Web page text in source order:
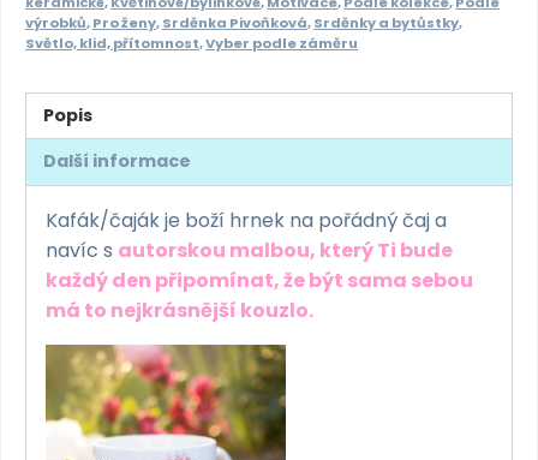
Pivoňková
-
prostě
jedinečná
množství
výrobků,Pro ženy,Srděnka Pivoňková,Srděnky a bytůstky,
Světlo, klid, přítomnost,Vyber podle záměru
Popis
Další informace
Kafák/čaják je boží hrnek na pořádný čaj a
navíc s autorskou malbou, který Ti bude
každý den připomínat, že být sama sebou
má to nejkrásnější kouzlo.